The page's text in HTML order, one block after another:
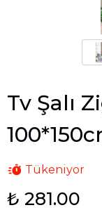
Tv Şalı
Tükeniyor
₺ 281.00